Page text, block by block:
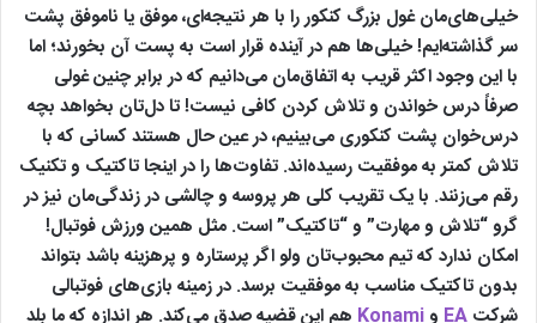
خیلی‌های‌مان غول بزرگ کنکور را با هر نتیجه‌ای، موفق یا ناموفق پشت
سر گذاشته‌ایم! خیلی‌ها هم در آینده قرار است به پست آن بخورند؛ اما
با این وجود اکثر قریب به اتفاق‌مان می‌دانیم که در برابر چنین غولی
صرفاً درس خواندن و تلاش کردن کافی نیست! تا دل‌تان بخواهد بچه
درس‌خوان پشت کنکوری می‌بینیم، در عین حال هستند کسانی که با
تلاش کمتر به موفقیت رسیده‌اند. تفاوت‌ها را در اینجا تاکتیک و تکنیک
رقم می‌زنند. با یک تقریب کلی هر پروسه و چالشی در زندگی‌مان نیز در
گرو “تلاش و مهارت” و “تاکتیک” است. مثل همین ورزش فوتبال!
امکان ندارد که تیم محبوب‌تان ولو اگر پرستاره و پرهزینه باشد بتواند
بدون تاکتیک مناسب به موفقیت برسد. در زمینه بازی‌های فوتبالی
شرکت EA وKonami هم این قضیه صدق می‌کند. هر اندازه که ما بلد